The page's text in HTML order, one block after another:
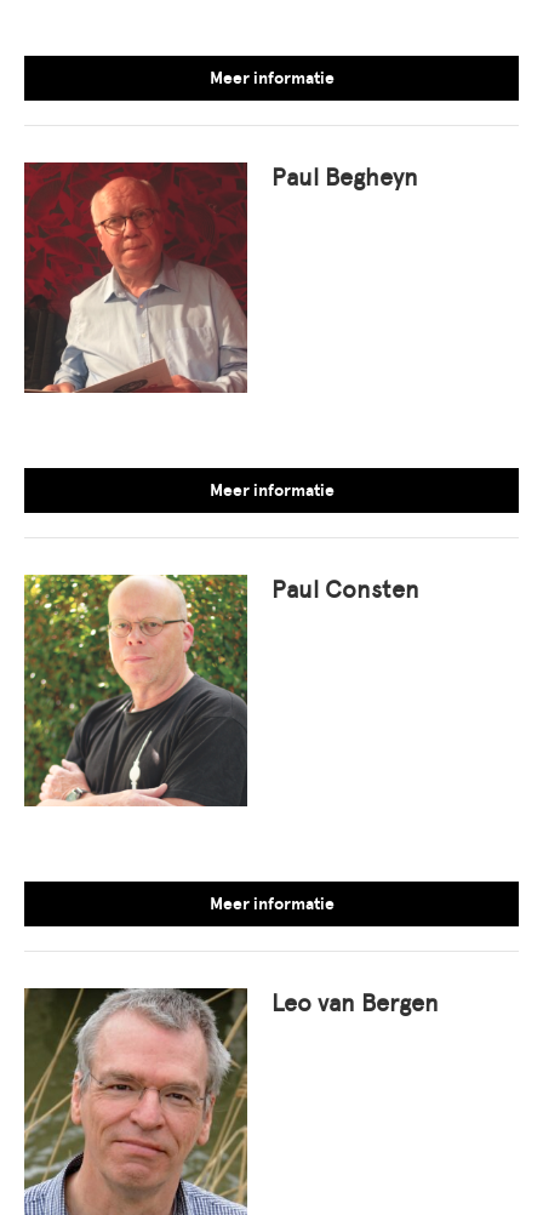
Meer informatie
Paul Begheyn
Meer informatie
Paul Consten
Meer informatie
Leo van Bergen